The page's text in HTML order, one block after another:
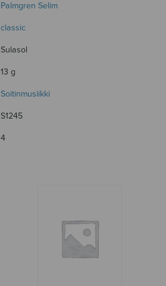
Palmgren Selim
classic
Sulasol
13 g
Soitinmusiikki
S1245
4